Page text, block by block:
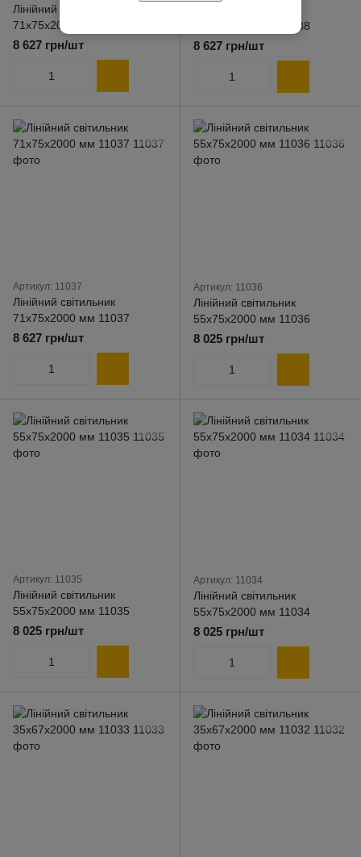
Лінійний світильник
71х75х2000 мм 11039
8 627 грн/шт
71х75х2000 мм 11038
8 627 грн/шт
Артикул: 11037
Лінійний світильник
71х75х2000 мм 11037
8 627 грн/шт
Артикул: 11036
Лінійний світильник
55х75х2000 мм 11036
8 025 грн/шт
Артикул: 11035
Лінійний світильник
55х75х2000 мм 11035
8 025 грн/шт
Артикул: 11034
Лінійний світильник
55х75х2000 мм 11034
8 025 грн/шт